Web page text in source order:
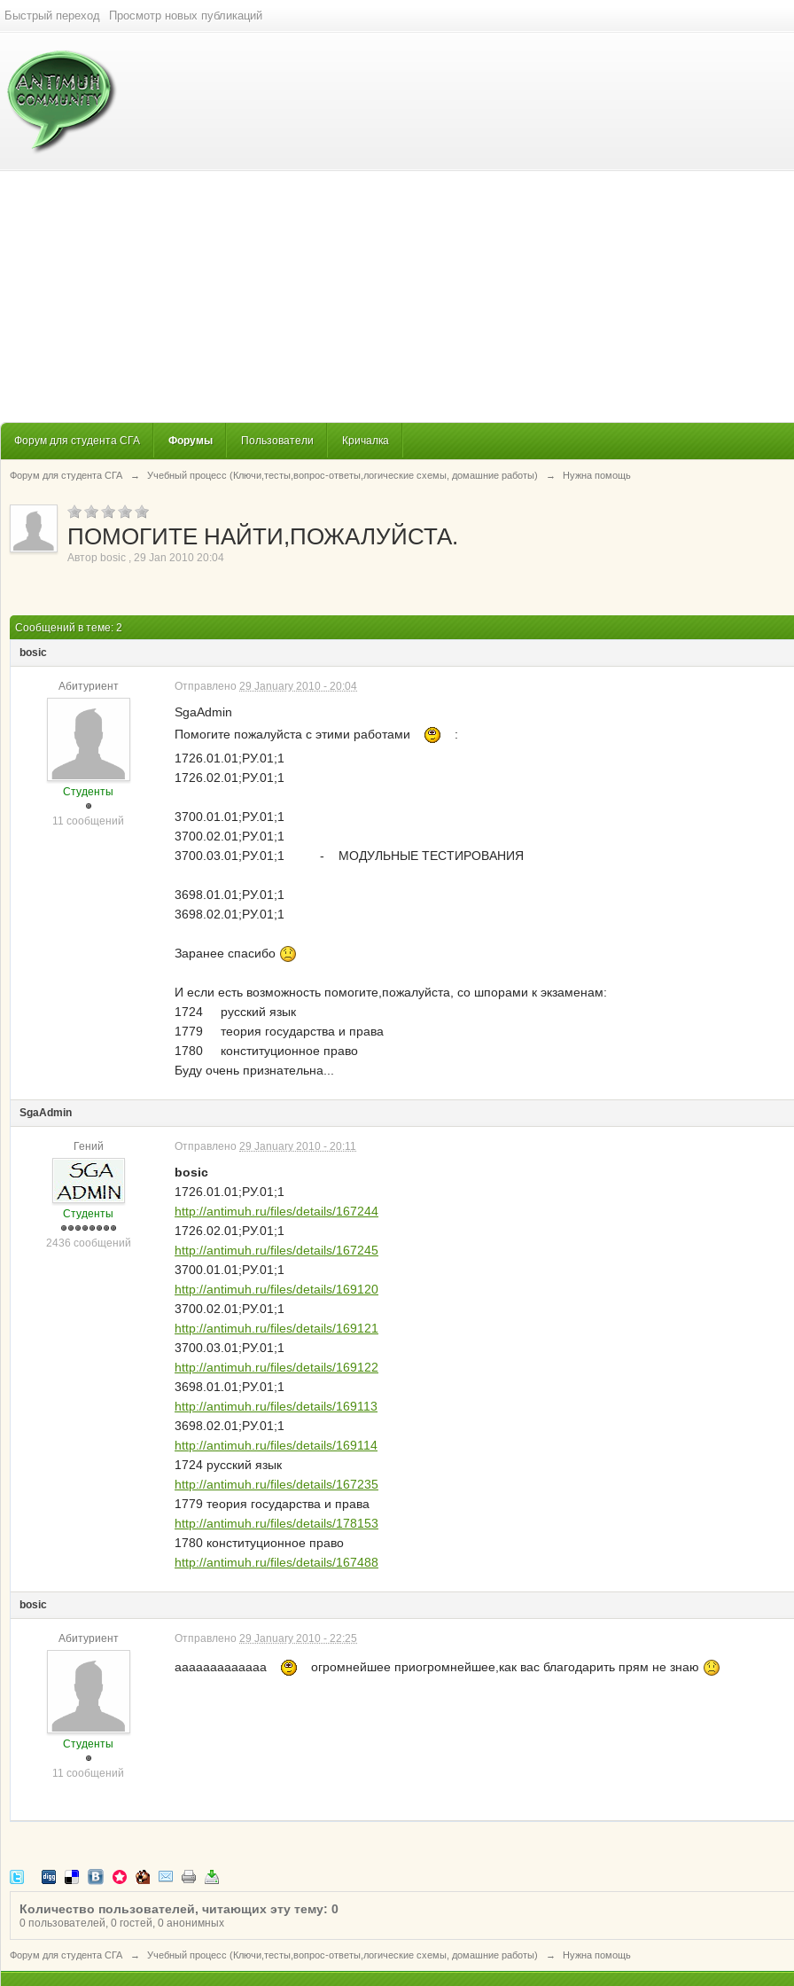
Быстрый переход Просмотр новых публикаций
Форум для студента СГА Форумы Пользователи Кричалка
Форум для студента СГА → Учебный процесс (Ключи,тесты,вопрос-ответы,логические схемы, домашние работы) → Нужна помощь
ПОМОГИТЕ НАЙТИ,ПОЖАЛУЙСТА.
Автор bosic , 29 Jan 2010 20:04
Сообщений в теме: 2
bosic
Абитуриент
Студенты
11 сообщений
Отправлено 29 January 2010 - 20:04
SgaAdmin
Помогите пожалуйста с этими работами
:
1726.01.01;РУ.01;1
1726.02.01;РУ.01;1
3700.01.01;РУ.01;1
3700.02.01;РУ.01;1
3700.03.01;РУ.01;1 - МОДУЛЬНЫЕ ТЕСТИРОВАНИЯ
3698.01.01;РУ.01;1
3698.02.01;РУ.01;1
Заранее спасибо
И если есть возможность помогите,пожалуйста, со шпорами к экзаменам:
1724 русский язык
1779 теория государства и права
1780 конституционное право
Буду очень признательна...
SgaAdmin
Гений
Студенты
2436 сообщений
Отправлено 29 January 2010 - 20:11
bosic
1726.01.01;РУ.01;1
http://antimuh.ru/files/details/167244
1726.02.01;РУ.01;1
http://antimuh.ru/files/details/167245
3700.01.01;РУ.01;1
http://antimuh.ru/files/details/169120
3700.02.01;РУ.01;1
http://antimuh.ru/files/details/169121
3700.03.01;РУ.01;1
http://antimuh.ru/files/details/169122
3698.01.01;РУ.01;1
http://antimuh.ru/files/details/169113
3698.02.01;РУ.01;1
http://antimuh.ru/files/details/169114
1724 русский язык
http://antimuh.ru/files/details/167235
1779 теория государства и права
http://antimuh.ru/files/details/178153
1780 конституционное право
http://antimuh.ru/files/details/167488
bosic
Абитуриент
Студенты
11 сообщений
Отправлено 29 January 2010 - 22:25
ааааааааааааа огромнейшее приогромнейшее,как вас благодарить прям не знаю
Количество пользователей, читающих эту тему: 0
0 пользователей, 0 гостей, 0 анонимных
Форум для студента СГА → Учебный процесс (Ключи,тесты,вопрос-ответы,логические схемы, домашние работы) → Нужна помощь